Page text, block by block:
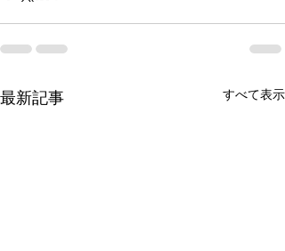
最新記事 すべて表示